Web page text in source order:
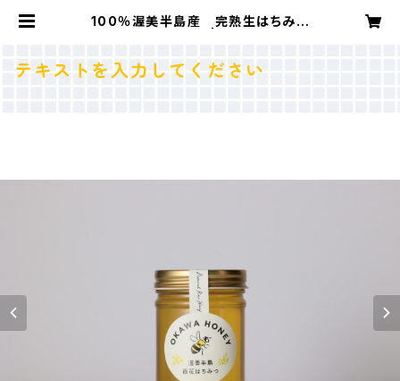
100％渥美半島産 完熟生はちみつ
テキストを入力してください